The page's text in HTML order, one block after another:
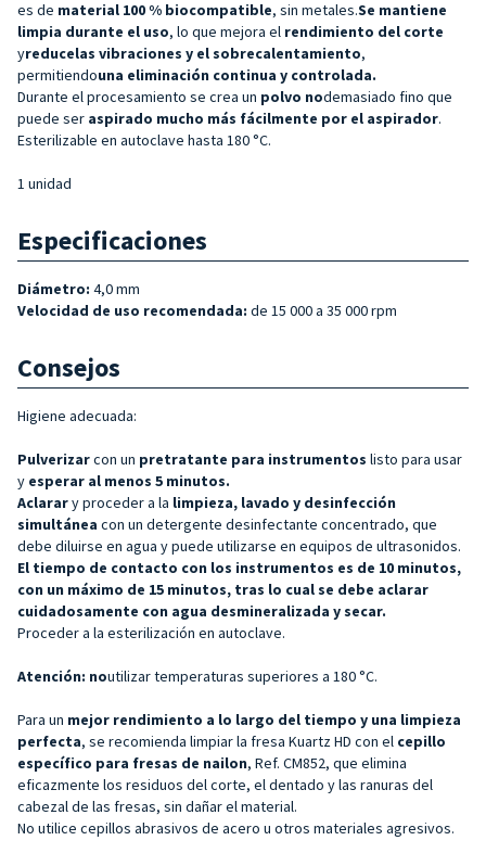
es de material 100 % biocompatible, sin metales.Se mantiene
limpia durante el uso, lo que mejora el rendimiento del corte
yreducelas vibraciones y el sobrecalentamiento,
permitiendouna eliminación continua y controlada.
Durante el procesamiento se crea un polvo nodemasiado fino que
puede ser aspirado mucho más fácilmente por el aspirador.
Esterilizable en autoclave hasta 180 °C.
1 unidad
Especificaciones
Diámetro: 4,0 mm
Velocidad de uso recomendada: de 15 000 a 35 000 rpm
Consejos
Higiene adecuada:
Pulverizarcon un pretratante para instrumentos listo para usar
y esperar al menos 5 minutos.
Aclarary proceder a la limpieza, lavado y desinfección
simultánea con un detergente desinfectante concentrado, que
debe diluirse en agua y puede utilizarse en equipos de ultrasonidos.
El tiempo de contacto con los instrumentos es de 10 minutos,
con un máximo de 15 minutos, tras lo cual se debe aclarar
cuidadosamente con agua desmineralizada y secar.
Proceder a la esterilización en autoclave.
Atención: noutilizar temperaturas superiores a 180 °C.
Para un mejor rendimiento a lo largo del tiempo y una limpieza
perfecta, se recomienda limpiar la fresa Kuartz HD con el cepillo
específico para fresas de nailon, Ref. CM852, que elimina
eficazmente los residuos del corte, el dentado y las ranuras del
cabezal de las fresas, sin dañar el material.
No utilice cepillos abrasivos de acero u otros materiales agresivos.